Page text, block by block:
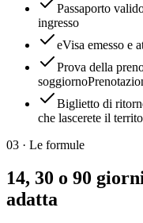
Passaporto
ingresso
eVisa emesso e
Prova della
soggiorno
Biglietto di
che lascerete il
03 · Le formule
14, 30 o 90
adatta